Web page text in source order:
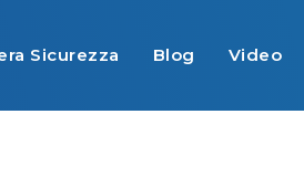
Sicurezza Blog Video